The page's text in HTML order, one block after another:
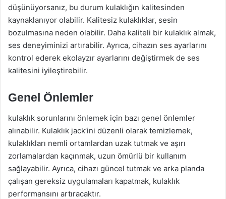
düşünüyorsanız, bu durum kulaklığın kalitesinden
kaynaklanıyor olabilir. Kalitesiz kulaklıklar, sesin
bozulmasına neden olabilir. Daha kaliteli bir kulaklık almak,
ses deneyiminizi artırabilir. Ayrıca, cihazın ses ayarlarını
kontrol ederek ekolayzır ayarlarını değiştirmek de ses
kalitesini iyileştirebilir.
Genel Önlemler
kulaklık sorunlarını önlemek için bazı genel önlemler
alınabilir. Kulaklık jack’ini düzenli olarak temizlemek,
kulaklıkları nemli ortamlardan uzak tutmak ve aşırı
zorlamalardan kaçınmak, uzun ömürlü bir kullanım
sağlayabilir. Ayrıca, cihazı güncel tutmak ve arka planda
çalışan gereksiz uygulamaları kapatmak, kulaklık
performansını artıracaktır.